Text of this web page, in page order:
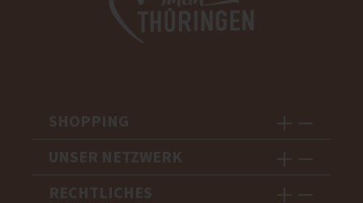
SHOPPING
UNSER NETZWERK
RECHTLICHES